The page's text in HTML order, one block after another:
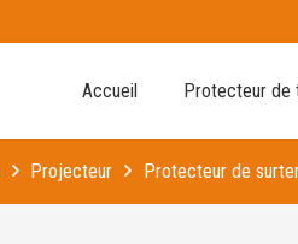
Accueil Protecteur de
Projecteur Protecteur de